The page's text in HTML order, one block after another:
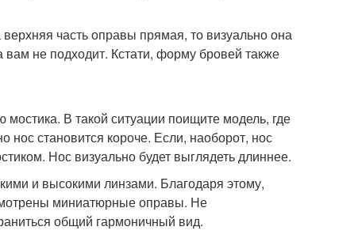
часть оправы прямая, то визуально она
вам не подходит. Кстати, форму бровей также
В такой ситуации поищите модель, где
становится короче. Если, наоборот, нос
Нос визуально будет выглядеть длиннее.
и высокими линзами. Благодаря этому,
миниатюрные оправы. Не
общий гармоничный вид.